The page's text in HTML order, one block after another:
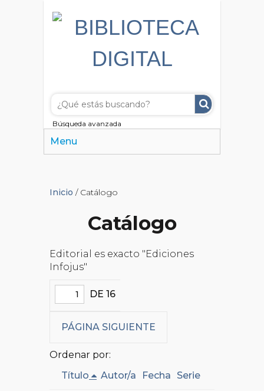
Búsqueda avanzada
Menu
Inicio / Catálogo
Catálogo
Editorial es exacto "Ediciones
Infojus"
DE 16
PÁGINA SIGUIENTE
Ordenar por:
Título
Autor/a Fecha Serie